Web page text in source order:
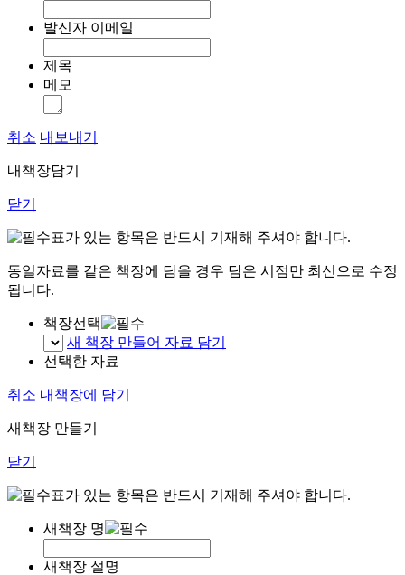
발신자 이메일
제목
메모
취소 내보내기
내책장담기
닫기
표가 있는 항목은 반드시 기재해 주셔야 합니다.
동일자료를 같은 책장에 담을 경우 담은 시점만 최신으로 수정
됩니다.
책장선택
새 책장 만들어 자료 담기
선택한 자료
취소 내책장에 담기
새책장 만들기
닫기
표가 있는 항목은 반드시 기재해 주셔야 합니다.
새책장 명
새책장 설명